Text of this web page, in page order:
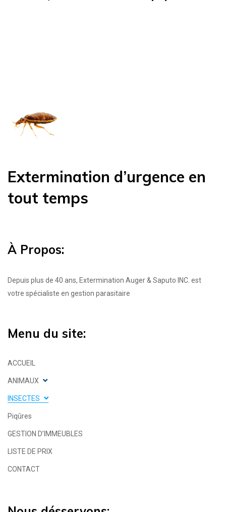
Extermination d’urgence en
tout temps
À Propos:
Depuis plus de 40 ans, Extermination Auger & Saputo INC. est
votre spécialiste en gestion parasitaire
Menu du site:
ACCUEIL
ANIMAUX
INSECTES
Piqûres
GESTION D’IMMEUBLES
LISTE DE PRIX
CONTACT